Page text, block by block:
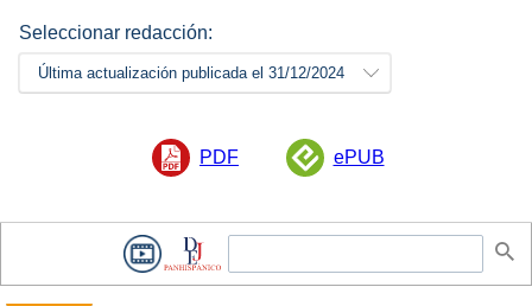
Seleccionar redacción:
Última actualización publicada el 31/12/2024
PDF ePUB